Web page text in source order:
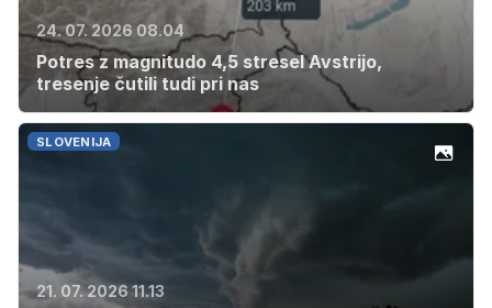
24. 07. 2026 08.04
Potres z magnitudo 4,5 stresel Avstrijo,
tresenje čutili tudi pri nas
SLOVENIJA
21. 07. 2026 11.13